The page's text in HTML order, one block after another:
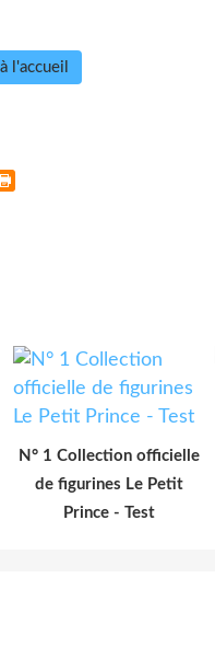
l'accueil
N° 1 Collection officielle
de figurines Le Petit
Prince - Test